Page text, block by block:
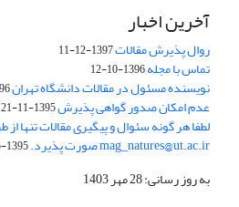
آخرین اخبار
روال پذیرش مقالات1397-12-11
تماس با مجله1396-10-12
نویسنده مسئول در مقالات دانشگاه تهران11
عدم امکان صدور گواهی پذیرش1395-11-21
لطفا هر گونه سئوال و پیگیری مقالات تنها از
mag_natures@ut.ac.ir صورت پذیرد. 1395-05-27
به روز رسانی: 28 مهر 1403